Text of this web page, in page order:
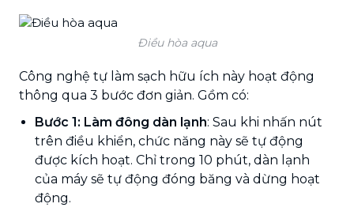
Điều hòa aqua
Công nghệ tự làm sạch hữu ích này hoạt động
thông qua 3 bước đơn giản. Gồm có:
Bước 1: Làm đông dàn lạnh: Sau khi nhấn nút
trên điều khiển, chức năng này sẽ tự động
được kích hoạt. Chỉ trong 10 phút, dàn lạnh
của máy sẽ tự động đóng băng và dừng hoạt
động.